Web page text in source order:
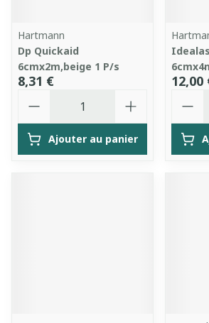
Hartmann
Dp Quickaid
6cmx2m,beige 1 P/s
8,31 €
Ajouter au panier
12,00